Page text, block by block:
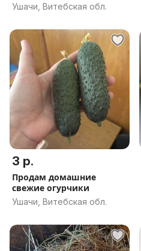
Ушачи, Витебская обл.
3 р.
Продам домашние
свежие огурчики
Ушачи, Витебская обл.